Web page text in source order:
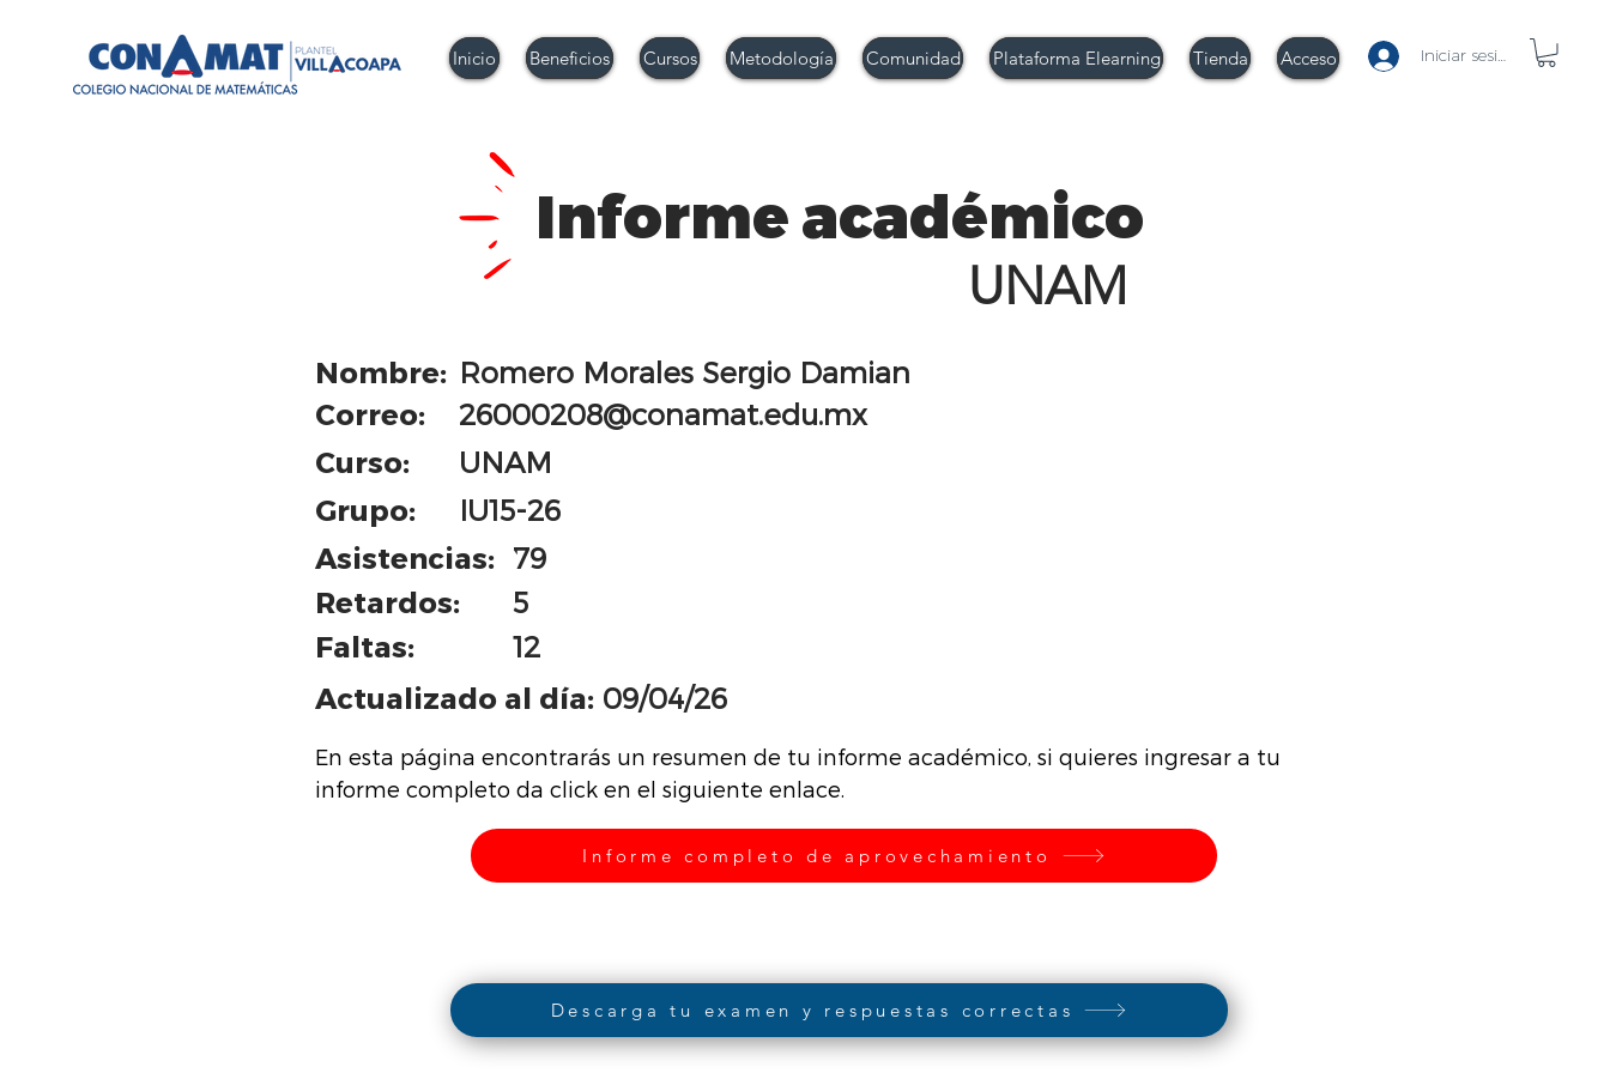
Inicio Beneficios Cursos Metodología Comunidad Plataforma Elearning Tienda Acceso Iniciar sesión
Informe académico
UNAM
Nombre: Romero Morales Sergio Damian
Correo:
26000208@conamat.edu.mx
Curso:
UNAM
Grupo:
IU15-26
Asistencias: 79
Retardos:
5
Faltas:
12
Actualizado al día: 09/04/26
En esta página encontrarás un resumen de tu informe académico, si quieres ingresar a tu
informe completo da click en el siguiente enlace.
Informe completo de aprovechamiento
Descarga tu examen y respuestas correctas